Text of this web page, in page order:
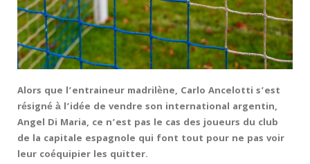
Alors que l’entraineur madrilène, Carlo Ancelotti s’est
résigné à l’idée de vendre son international argentin,
Angel Di Maria, ce n’est pas le cas des joueurs du club
de la capitale espagnole qui font tout pour ne pas voir
leur coéquipier les quitter.